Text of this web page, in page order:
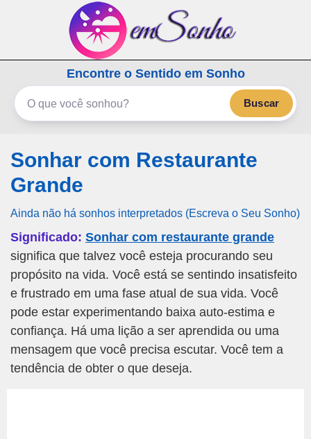
emSonho.com
Os sonhos significam mais
Encontre o Sentido em Sonho
Buscar
Sonhar com Restaurante
Grande
Ainda não há sonhos interpretados (Escreva o Seu Sonho)
Significado: Sonhar com restaurante grande
significa que talvez você esteja procurando seu
propósito na vida. Você está se sentindo insatisfeito
e frustrado em uma fase atual de sua vida. Você
pode estar experimentando baixa auto-estima e
confiança. Há uma lição a ser aprendida ou uma
mensagem que você precisa escutar. Você tem a
tendência de obter o que deseja.